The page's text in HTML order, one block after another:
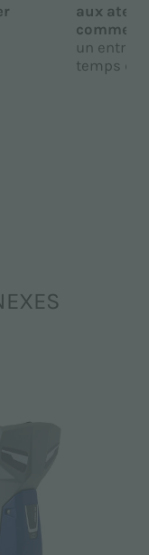
aux
un
temps